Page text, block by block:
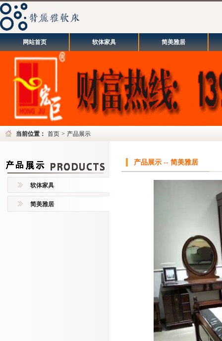
网站首页 软体家具 简美雅居
当前位置： 首页 > 产品展示
软体家具
简美雅居
产品展示 -- 简美雅居